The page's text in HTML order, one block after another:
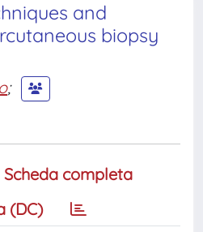
and
biopsy
;
Scheda completa
(DC)